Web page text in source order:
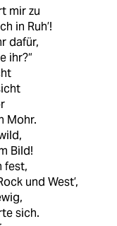
mir zu
in Ruh’!
dafür,
ihr?“
Mohr.
Bild!
fest,
und West’,
sich.